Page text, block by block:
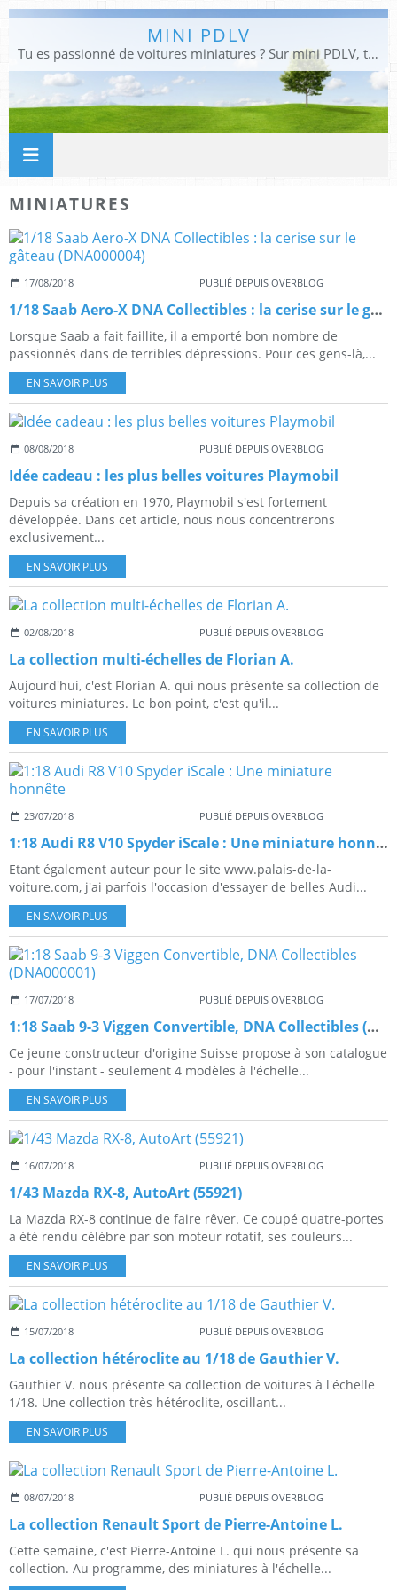
MINI PDLV
Tu es passionné de voitures miniatures ? Sur mini PDLV, tu trouveras les meilleurs bons plans pour acheter des voitures au 1:43, 1:18 ou 1:24. Tu pourras aussi découvrir des modèles de collection sous tous leurs angles. Pour ne rien louper de l'actualité des voitures miniatures, rejoins-nous !
MINIATURES
17/08/2018 PUBLIÉ DEPUIS OVERBLOG
1/18 Saab Aero-X DNA Collectibles : la cerise sur le gâteau (DNA000004)
Lorsque Saab a fait faillite, il a emporté bon nombre de
passionnés dans de terribles dépressions. Pour ces gens-là,...
EN SAVOIR PLUS
08/08/2018 PUBLIÉ DEPUIS OVERBLOG
Idée cadeau : les plus belles voitures Playmobil
Depuis sa création en 1970, Playmobil s'est fortement
développée. Dans cet article, nous nous concentrerons
exclusivement...
EN SAVOIR PLUS
02/08/2018 PUBLIÉ DEPUIS OVERBLOG
La collection multi-échelles de Florian A.
Aujourd'hui, c'est Florian A. qui nous présente sa collection de
voitures miniatures. Le bon point, c'est qu'il...
EN SAVOIR PLUS
23/07/2018 PUBLIÉ DEPUIS OVERBLOG
1:18 Audi R8 V10 Spyder iScale : Une miniature honnête
Etant également auteur pour le site www.palais-de-la-
voiture.com, j'ai parfois l'occasion d'essayer de belles Audi...
EN SAVOIR PLUS
17/07/2018 PUBLIÉ DEPUIS OVERBLOG
1:18 Saab 9-3 Viggen Convertible, DNA Collectibles (DNA000001)
Ce jeune constructeur d'origine Suisse propose à son catalogue
- pour l'instant - seulement 4 modèles à l'échelle...
EN SAVOIR PLUS
16/07/2018 PUBLIÉ DEPUIS OVERBLOG
1/43 Mazda RX-8, AutoArt (55921)
La Mazda RX-8 continue de faire rêver. Ce coupé quatre-portes
a été rendu célèbre par son moteur rotatif, ses couleurs...
EN SAVOIR PLUS
15/07/2018 PUBLIÉ DEPUIS OVERBLOG
La collection hétéroclite au 1/18 de Gauthier V.
Gauthier V. nous présente sa collection de voitures à l'échelle
1/18. Une collection très hétéroclite, oscillant...
EN SAVOIR PLUS
08/07/2018 PUBLIÉ DEPUIS OVERBLOG
La collection Renault Sport de Pierre-Antoine L.
Cette semaine, c'est Pierre-Antoine L. qui nous présente sa
collection. Au programme, des miniatures à l'échelle...